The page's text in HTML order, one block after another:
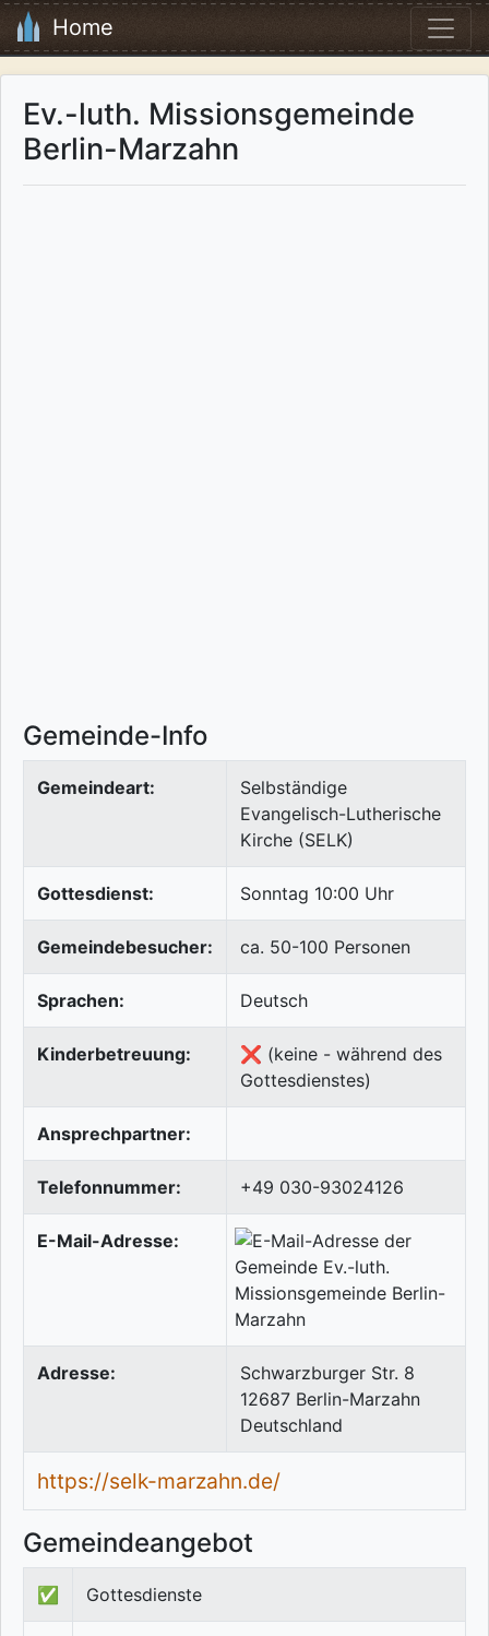
Home
Ev.-luth. Missionsgemeinde
Berlin-Marzahn
Gemeinde-Info
Gemeindeart:
Selbständige
Evangelisch-Lutherische
Kirche (SELK)
Gottesdienst: Sonntag 10:00 Uhr
Gemeindebesucher: ca. 50-100 Personen
Sprachen: Deutsch
Kinderbetreuung:
❌ (keine - während des
Gottesdienstes)
Ansprechpartner:
Telefonnummer: +49 030-93024126
E-Mail-Adresse:
Adresse:
Schwarzburger Str. 8
12687 Berlin-Marzahn
Deutschland
https://selk-marzahn.de/
Gemeindeangebot
✅ Gottesdienste